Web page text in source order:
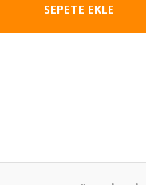
SEPETE EKLE